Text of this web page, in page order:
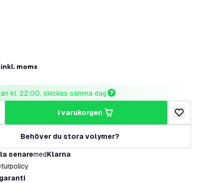
inkl. moms
kl. 22:00, skickas samma dag
antal i varukorgen
lägg till i
Behöver du stora volymer?
senaremedKlarna